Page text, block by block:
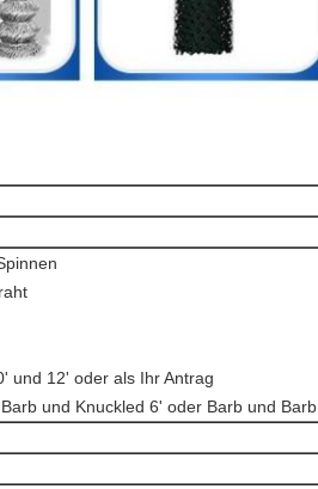
und 12' oder als Ihr Antrag
und Knuckled 6' oder Barb und Barb